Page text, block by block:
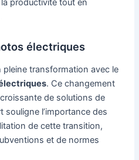
productivité tout en
électriques
pleine transformation avec le
. Ce changement
de solutions de
l’importance des
de cette transition,
et de normes